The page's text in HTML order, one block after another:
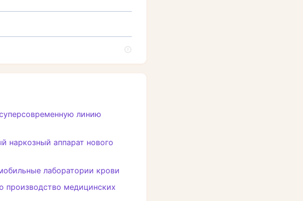
линию
наркозный аппарат нового
лаборатории крови
производство медицинских